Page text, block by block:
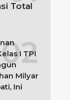
Total
I TPI
Milyar
Ini